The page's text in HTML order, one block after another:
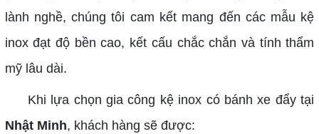
lành nghề, chúng tôi cam kết mang đến các mẫu kệ
inox đạt độ bền cao, kết cấu chắc chắn và tính thẩm
mỹ lâu dài.
Khi lựa chọn gia công kệ inox có bánh xe đẩy tại
Nhật Minh, khách hàng sẽ được: